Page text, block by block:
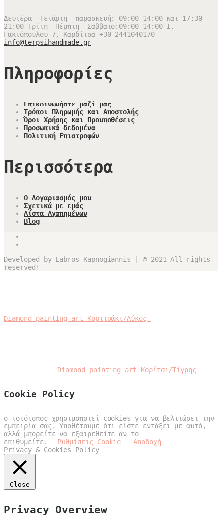
Δευτέρα -Τετάρτη -παρασκευή: 09:00-14:00 και 17:30-
21:00 Τρίτη- Πέμπτη- Σαββατο:09:00-14:00 Ι.
Γακιόπουλου 7, Καρδίτσα +30 2441040170
info@terpsihandmade.gr
Πληροφορίες
Επικοινωνήστε μαζί μας
Τρόποι Πληρωμής και Αποστολής
Όροι Χρήσης και Προυποθέσεις
Προσωπικά δεδομένα
Πολιτική Επιστροφών
Περισσότερα
Ο Λογαριασμός μου
Σχετικά με εμάς
Λίστα Αγαπημένων
Blog
Developed by Labros Kapnogiannis | © 2021 All rights
reserved!
Diamond painting art Κοριτσάκι/Λύκος
Diamond painting art Κορίτσι/Τίγρης
Cookie Policy
ο ιστότοπος χρησιμοποιεί cookies για να βελτιώσει την
εμπειρία σας. Υποθέτουμε ότι είστε εντάξει με αυτό,
αλλά μπορείτε να εξαιρεθείτε αν το
επιθυμείτε.
Ρυθμίσεις Cookie
Αποδοχή
Privacy & Cookies Policy
Close
Privacy Overview